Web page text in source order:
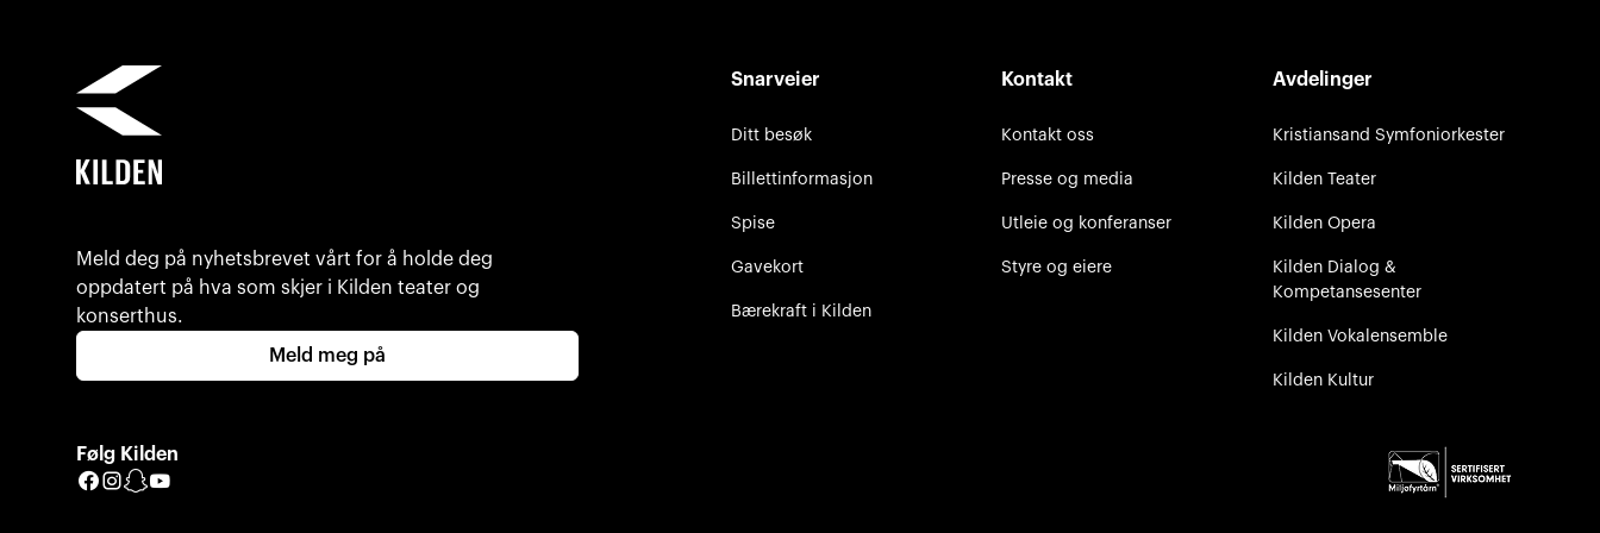
Meld deg på nyhetsbrevet vårt for å holde deg
oppdatert på hva som skjer i Kilden teater og
konserthus.
Meld meg på
Følg Kilden
Facebook
Instagram
Snapchat
Snarveier
Ditt besøk
Billettinformasjon
Spise
Gavekort
Bærekraft i Kilden
Kontakt
Kontakt oss
Presse og media
Utleie og konferanser
Styre og eiere
Avdelinger
Kristiansand Symfoniorkester
Kilden Teater
Kilden Opera
Kilden Dialog &
Kompetansesenter
Kilden Vokalensemble
Kilden Kultur